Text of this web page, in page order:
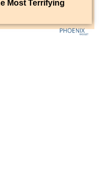
Most Terrifying